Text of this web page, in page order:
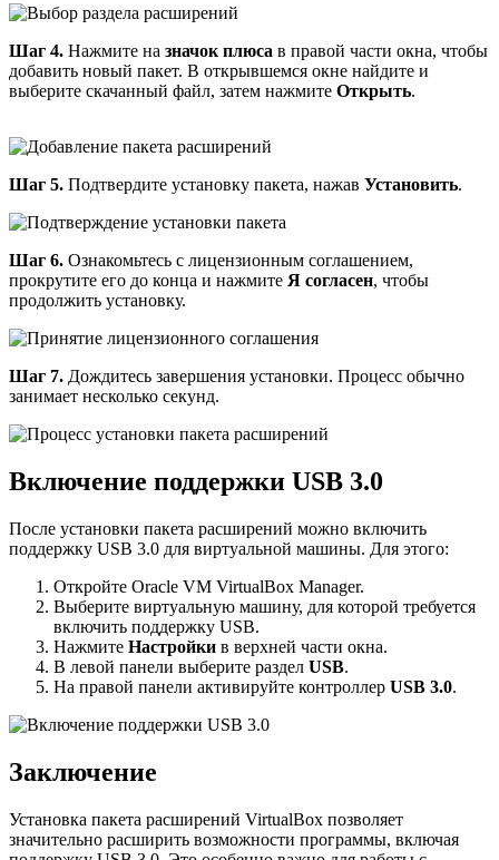
Шаг 4. Нажмите на значок плюса в правой части окна, чтобы
добавить новый пакет. В открывшемся окне найдите и
выберите скачанный файл, затем нажмите Открыть.
Шаг 5. Подтвердите установку пакета, нажав Установить.
Шаг 6. Ознакомьтесь с лицензионным соглашением,
прокрутите его до конца и нажмите Я согласен, чтобы
продолжить установку.
Шаг 7. Дождитесь завершения установки. Процесс обычно
занимает несколько секунд.
Включение поддержки USB 3.0
После установки пакета расширений можно включить
поддержку USB 3.0 для виртуальной машины. Для этого:
Откройте Oracle VM VirtualBox Manager.
Выберите виртуальную машину, для которой требуется
включить поддержку USB.
Нажмите Настройки в верхней части окна.
В левой панели выберите раздел USB.
На правой панели активируйте контроллер USB 3.0.
Заключение
Установка пакета расширений VirtualBox позволяет
значительно расширить возможности программы, включая